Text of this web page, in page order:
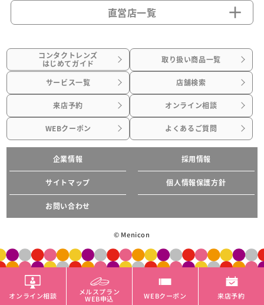
直営店一覧
コンタクトレンズ
はじめてガイド 取り扱い商品一覧
サービス一覧 店舗検索
来店予約 オンライン相談
WEBクーポン よくあるご質問
企業情報 採用情報
サイトマップ 個人情報保護方針
お問い合わせ
© Menicon
オンライン相談 メルスプラン
WEB申込 WEBクーポン 来店予約